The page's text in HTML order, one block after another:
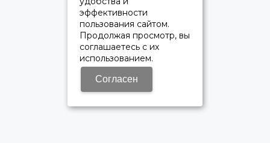
эффективности
пользования сайтом.
Продолжая просмотр, вы
соглашаетесь с их
использованием.
Согласен